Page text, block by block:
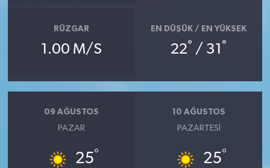
RÜZGAR
1.00 M/S
EN DÜŞÜK / EN YÜKSEK
22° / 31 °
09 AĞUSTOS
PAZAR
25°
10 AĞUSTOS
PAZARTESI
25°